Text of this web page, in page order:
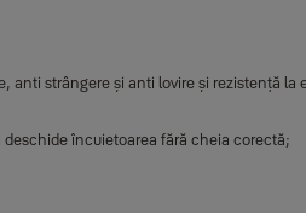
strângere și anti lovire și rezistență la
încuietoarea fără cheia corectă;